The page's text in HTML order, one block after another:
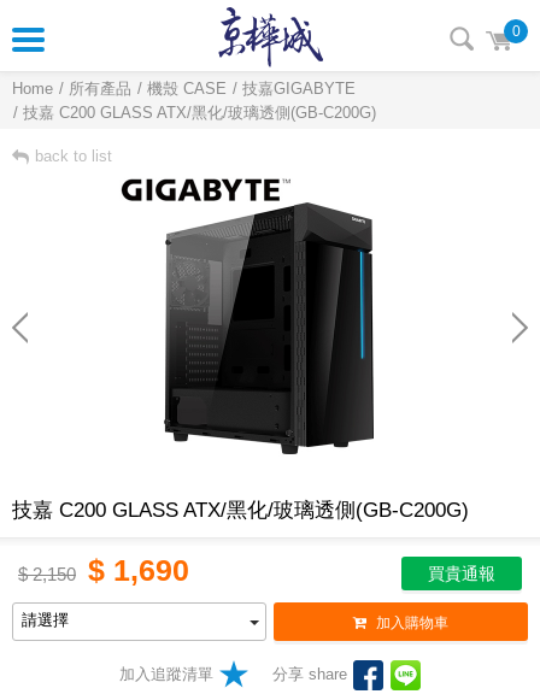
0
Home 所有產品 機殼 CASE
技嘉GIGABYTE
技嘉 C200 GLASS ATX/黑化/玻璃透側(GB-C200G)
back to list
技嘉 C200 GLASS ATX/黑化/玻璃透側(GB-C200G)
$2,150 $ 1,690 買貴通報
加入購物車
加入追蹤清單 分享 share